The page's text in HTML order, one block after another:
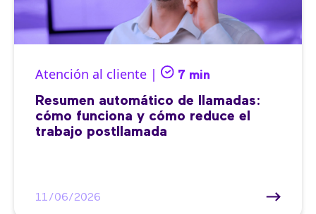
Atención al cliente | 7 min
Resumen automático de llamadas:
cómo funciona y cómo reduce el
trabajo postllamada
11/06/2026